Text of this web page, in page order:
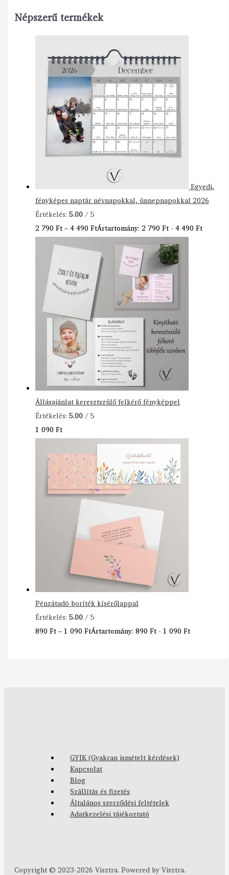
Népszerű termékek
Egyedi,
fényképes naptár névnapokkal, ünnepnapokkal 2026
Értékelés:5.00/ 5
2 790Ft–4 490FtÁrtartomány: 2 790 Ft - 4 490 Ft
Állásajánlat keresztszülő felkérő fényképpel
Értékelés:5.00/ 5
1 090Ft
Pénzátadó boríték kísérőlappal
Értékelés:5.00/ 5
890Ft–1 090FtÁrtartomány: 890 Ft - 1 090 Ft
GYIK (Gyakran ismételt kérdések)
Kapcsolat
Blog
Szállítás és fizetés
Általános szerződési feltételek
Adatkezelési tájékoztató
Copyright © 2023-2026 Visztra. Powered by Visztra.